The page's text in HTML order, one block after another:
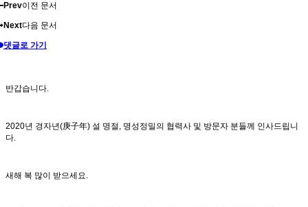
Prev이전 문서
Next다음 문서
댓글로 가기
반갑습니다.
2020년 경자년(庚子年) 설 명절, 명성정밀의 협력사 및 방문자 분들께 인사드립니
다.
새해 복 많이 받으세요.